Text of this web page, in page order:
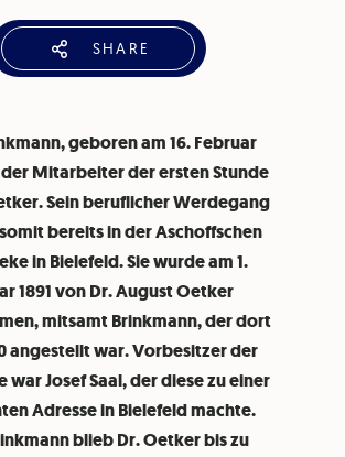
SHARE
geboren am 16. Februar
der Mitarbeiter der ersten Stunde
Sein beruflicher Werdegang
bereits in der Aschoffschen
in Bielefeld. Sie wurde am 1.
1891 von Dr. August Oetker
mitsamt Brinkmann, der dort
angestellt war. Vorbesitzer der
war Josef Saal, der diese zu einer
Adresse in Bielefeld machte.
blieb Dr. Oetker bis zu